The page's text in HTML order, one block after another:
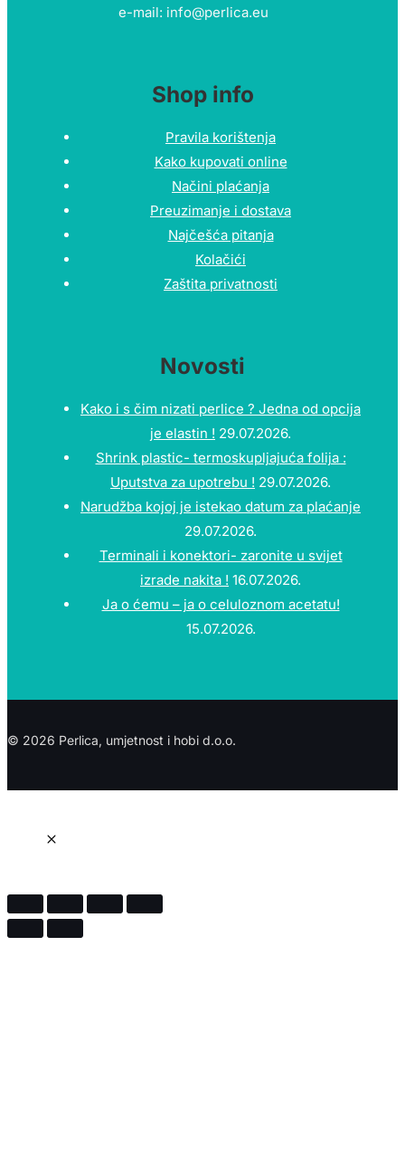
e-mail: info@perlica.eu
Shop info
Pravila korištenja
Kako kupovati online
Načini plaćanja
Preuzimanje i dostava
Najčešća pitanja
Kolačići
Zaštita privatnosti
Novosti
Kako i s čim nizati perlice ? Jedna od opcija
je elastin ! 29.07.2026.
Shrink plastic- termoskupljajuća folija :
Uputstva za upotrebu ! 29.07.2026.
Narudžba kojoj je istekao datum za plaćanje
29.07.2026.
Terminali i konektori- zaronite u svijet
izrade nakita ! 16.07.2026.
Ja o ćemu – ja o celuloznom acetatu!
15.07.2026.
© 2026 Perlica, umjetnost i hobi d.o.o.